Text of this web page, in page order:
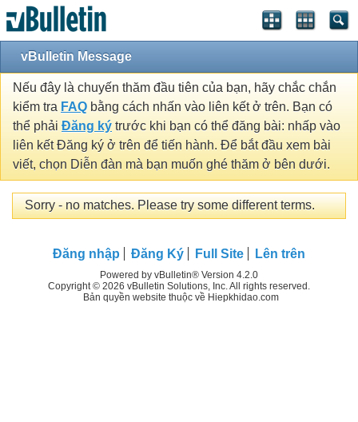
vBulletin Message
Nếu đây là chuyến thăm đầu tiên của bạn, hãy chắc chắn
kiểm tra FAQ bằng cách nhấn vào liên kết ở trên. Bạn có
thể phải Đăng ký trước khi bạn có thể đăng bài: nhấp vào
liên kết Đăng ký ở trên để tiến hành. Để bắt đầu xem bài
viết, chọn Diễn đàn mà bạn muốn ghé thăm ở bên dưới.
Sorry - no matches. Please try some different terms.
Đăng nhập Đăng Ký Full Site Lên trên
Powered by vBulletin® Version 4.2.0
Copyright © 2026 vBulletin Solutions, Inc. All rights reserved.
Bản quyền website thuộc về Hiepkhidao.com